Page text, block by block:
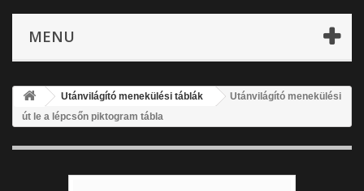
MENU
Utánvilágító menekülési táblák
Utánvilágító menekülési
út le a lépcsőn piktogram tábla